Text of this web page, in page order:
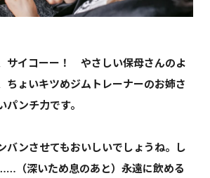
イコーー！ やさしい保母さんのよ
ちょいキツめジムトレーナーのお姉さ
ンチ力です。
バンさせてもおいしいでしょうね。し
（深いため息のあと）永遠に飲める